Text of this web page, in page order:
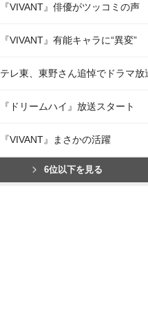
『VIVANT』俳優がツッコミの声
『VIVANT』有能キャラに“異変”
テレ東、東野さん追悼でドラマ放
『ドリームハイ』放送スタート
『VIVANT』まさかの活躍
6位以下を見る